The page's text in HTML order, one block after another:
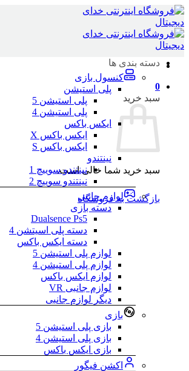
Skip
to
content
0
سبد خرید
سبد خرید شما خالی است.
بازگشت به فروشگاه
دسته بندی ها
کنسول بازی
پلی استیشن
پلی استیشن 5
پلی استیشن 4
ایکس باکس
ایکس باکس X
ایکس باکس S
نینتندو
نینتندو سوییچ 1
نینتندو سوییچ 2
لوازم جانبی
دسته بازی
Dualsence Ps5
دسته پلی اسیتشن 4
دسته ایکس باکس
لوازم پلی استیشن 5
لوازم پلی استیشن 4
لوازم ایکس باکس
لوازم جانبی VR
دیگر لوازم جانبی
بازی
بازی پلی استیشن 5
بازی پلی استیشن 4
بازی ایکس باکس
اکشن فیگور